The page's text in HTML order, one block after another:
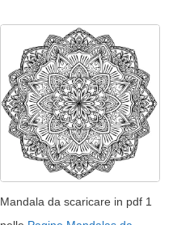
Mandala da scaricare in pdf 1